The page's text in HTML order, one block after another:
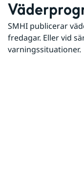
SMHI publicerar
fredagar. Eller vid
varningssituationer.